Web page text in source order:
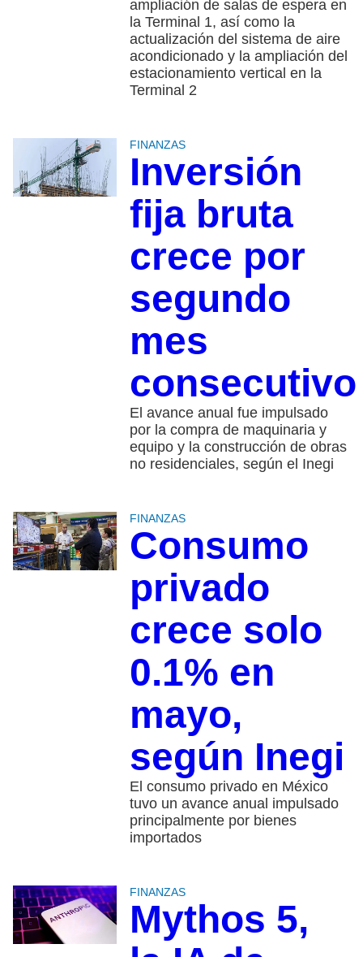
ampliación de salas de espera en
la Terminal 1, así como la
actualización del sistema de aire
acondicionado y la ampliación del
estacionamiento vertical en la
Terminal 2
FINANZAS
Inversión
fija bruta
crece por
segundo
mes
El avance anual fue impulsado
por la compra de maquinaria y
equipo y la construcción de obras
no residenciales, según el Inegi
FINANZAS
Consumo
privado
crece solo
0.1% en
mayo,
según Inegi
El consumo privado en México
tuvo un avance anual impulsado
principalmente por bienes
importados
FINANZAS
Mythos 5,